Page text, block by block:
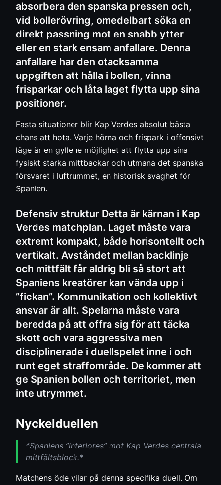
absorbera den spanska pressen och,
vid bollerövring, omedelbart söka en
direkt passning mot en snabb ytter
eller en stark ensam anfallare. Denna
anfallare har den otacksamma
uppgiften att hålla i bollen, vinna
frisparkar och låta laget flytta upp sina
positioner.
Fasta situationer blir Kap Verdes absolut bästa
chans att hota. Varje hörna och frispark i offensivt
läge är en gyllene möjlighet att flytta upp sina
fysiskt starka mittbackar och utmana det spanska
försvaret i luftrummet, en historisk svaghet för
Spanien.
Defensiv struktur Detta är kärnan i Kap
Verdes matchplan. Laget måste vara
extremt kompakt, både horisontellt och
vertikalt. Avståndet mellan backlinje
och mittfält får aldrig bli så stort att
Spaniens kreatörer kan vända upp i
”fickan”. Kommunikation och kollektivt
ansvar är allt. Spelarna måste vara
beredda på att offra sig för att täcka
skott och vara aggressiva men
disciplinerade i duellspelet inne i och
runt eget straffområde. De kommer att
ge Spanien bollen och territoriet, men
inte utrymmet.
Nyckelduellen
*Spaniens ”interiores” mot Kap Verdes centrala
mittfältsblock.*
Matchens öde vilar på denna specifika duell. Om